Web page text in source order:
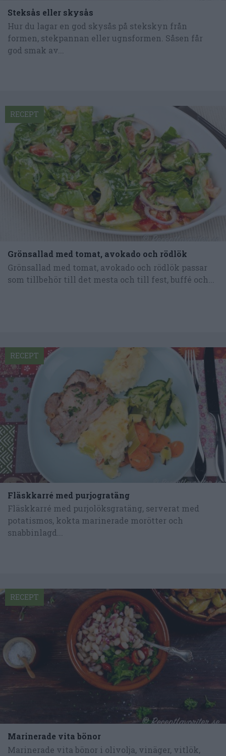
Steksås eller skysås
Hur du lagar en god skysås på stekskyn från
formen, stekpannan eller ugnsformen. Såsen får
god smak av...
Grönsallad med tomat, avokado och rödlök
Grönsallad med tomat, avokado och rödlök passar
som tillbehör till det mesta och till fest, buffé och...
RECEPT
Fläskkarré med purjogratäng
Fläskkarré med purjolöksgratäng, serverat med
potatismos, kokta marinerade morötter och
snabbinlagd...
RECEPT
Marinerade vita bönor
Marinerade vita bönor i olivolja, vinäger, vitlök,
RECEPT